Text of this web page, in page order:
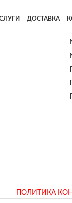
ДОСТАВКА
ПОЛИТИКА